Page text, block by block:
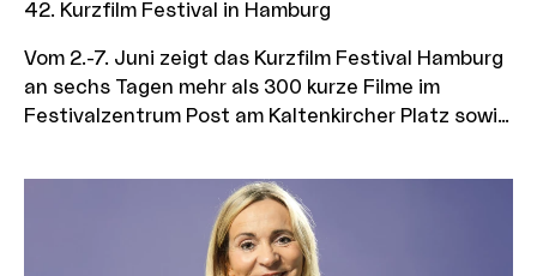
42. Kurzfilm Festival in Hamburg
Vom 2.-7. Juni zeigt das Kurzfilm Festival Hamburg
an sechs Tagen mehr als 300 kurze Filme im
Festivalzentrum Post am Kaltenkircher Platz sowie
Shahrbanoo Sadat sowie der Animationsfilm
„Butterfly Kiss“ von Zohar Dvir. Für die Branche
wird es wieder den Industry Tag sowie für alle